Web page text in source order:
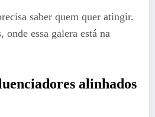
saber quem quer atingir.
onde essa galera está na
alinhados